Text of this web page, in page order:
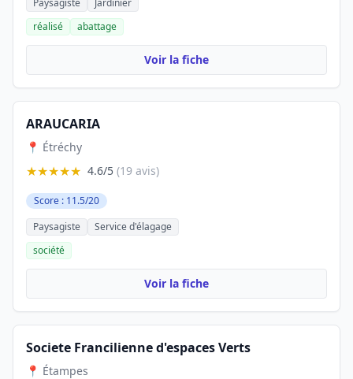
Paysagiste
Jardinier
réalisé
abattage
Voir la fiche
ARAUCARIA
📍 Étréchy
★★★★★ 4.6/5 (19 avis)
Score : 11.5/20
Paysagiste
Service d'élagage
société
Voir la fiche
Societe Francilienne d'espaces Verts
📍 Étampes